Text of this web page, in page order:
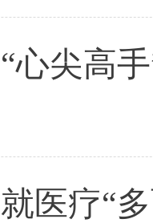
心尖高
医疗“